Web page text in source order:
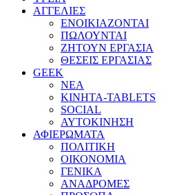
ΑΓΓΕΛΙΕΣ
ΕΝΟΙΚΙΑΖΟΝΤΑΙ
ΠΩΛΟΥΝΤΑΙ
ΖΗΤΟΥΝ ΕΡΓΑΣΙΑ
ΘΕΣΕΙΣ ΕΡΓΑΣΙΑΣ
GEEK
ΝΕΑ
ΚΙΝΗΤΑ-TABLETS
SOCIAL
ΑΥΤΟΚΙΝΗΣΗ
ΑΦΙΕΡΩΜΑΤΑ
ΠΟΛΙΤΙΚΗ
ΟΙΚΟΝΟΜΙΑ
ΓΕΝΙΚΑ
ΑΝΑΔΡΟΜΕΣ